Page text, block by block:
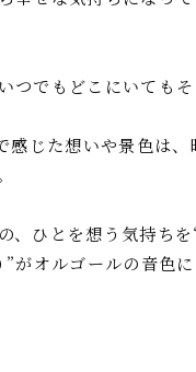
つでもどこにいても
じた想いや景色は
、ひとを想う気持ち
がオルゴールの音色